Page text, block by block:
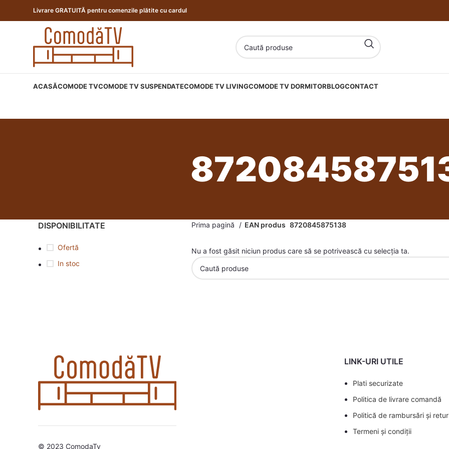
Livrare GRATUITĂ pentru comenzile plătite cu cardul
ACASĂCOMODE TVCOMODE TV SUSPENDATECOMODE TV LIVINGCOMODE TV DORMITORBLOGCONTACT
DISPONIBILITATE
Ofertă
In stoc
Prima pagină EAN produs 8720845875138
Nu a fost găsit niciun produs care să se potrivească cu selecția ta.
© 2023 ComodaTv
LINK-URI UTILE
Plati securizate
Politica de livrare comandă
Politică de rambursări și
Termeni și condiții